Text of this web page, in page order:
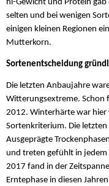
hl-Gewicht und Protein
selten und bei wenigen
einigen kleinen Regionen
Mutterkorn.
Sortenentscheidung
Die letzten Anbaujahre
Witterungsextreme. Schon
2012. Winterhärte war hier
Sortenkriterium. Die
Ausgeprägte
und treten gefühlt in jedem
2017 fand in der
Erntephase in diesen